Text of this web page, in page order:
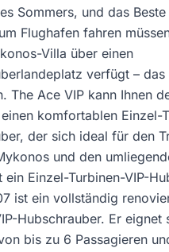
Sommers, und das
Flughafen fahren
Villa über einen
verfügt – das
The Ace VIP kann Ihnen
komfortablen Einzel-
der sich ideal für den
und den
ein Einzel-Turbinen-VIP-
ist ein vollständig
Hubschrauber. Er eignet
bis zu 6 Passagieren